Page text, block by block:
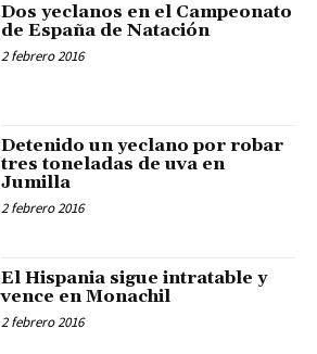
Dos yeclanos en el Campeonato
de España de Natación
2 febrero 2016
Detenido un yeclano por robar
tres toneladas de uva en
Jumilla
2 febrero 2016
El Hispania sigue intratable y
vence en Monachil
2 febrero 2016